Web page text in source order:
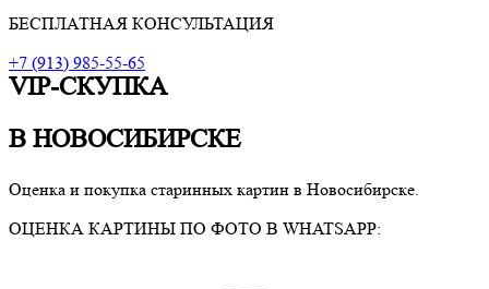
БЕСПЛАТНАЯ КОНСУЛЬТАЦИЯ
+7 (913) 985-55-65
VIP-СКУПКА
В НОВОСИБИРСКЕ
Оценка и покупка старинных картин в Новосибирске.
ОЦЕНКА КАРТИНЫ ПО ФОТО В WHATSAPP: